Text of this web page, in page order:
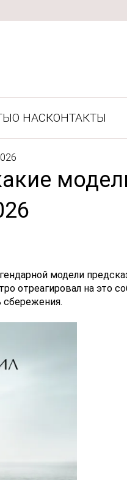
О НАСКОНТАКТЫ
модели
отреагировал на это